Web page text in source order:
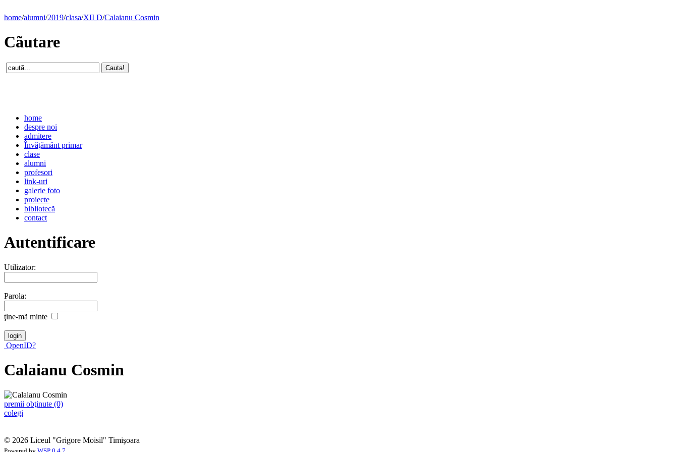
home/alumni/2019/clasa/XII D/Calaianu Cosmin
Cãutare
home
despre noi
admitere
Învăţământ primar
clase
alumni
profesori
link-uri
galerie foto
proiecte
bibliotecă
contact
Autentificare
Utilizator:
Parola:
ţine-mã minte
OpenID?
Calaianu Cosmin
premii obţinute (0)
colegi
© 2026 Liceul "Grigore Moisil" Timişoara